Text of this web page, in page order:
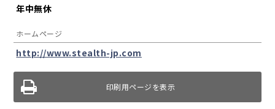
年中無休
ホームページ
http://www.stealth-jp.com
印刷用ページを表示